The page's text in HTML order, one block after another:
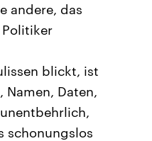
andere, das
blickt, ist
Daten,
schonungslos